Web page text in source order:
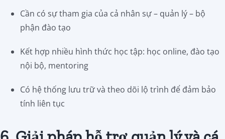
Cần có sự tham gia của cả nhân sự – quản lý – bộ
phận đào tạo
Kết hợp nhiều hình thức học tập: học online, đào tạo
nội bộ, mentoring
Có hệ thống lưu trữ và theo dõi lộ trình để đảm bảo
tính liên tục